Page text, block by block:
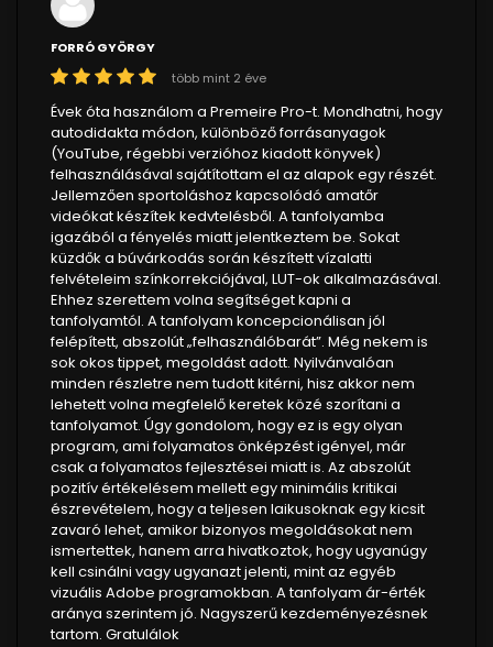
FORRÓ GYÖRGY
több mint 2 éve
Évek óta használom a Premeire Pro-t. Mondhatni, hogy
autodidakta módon, különböző forrásanyagok
(YouTube, régebbi verzióhoz kiadott könyvek)
felhasználásával sajátítottam el az alapok egy részét.
Jellemzően sportoláshoz kapcsolódó amatőr
videókat készítek kedvtelésből. A tanfolyamba
igazából a fényelés miatt jelentkeztem be. Sokat
küzdők a búvárkodás során készített vízalatti
felvételeim színkorrekciójával, LUT-ok alkalmazásával.
Ehhez szerettem volna segítséget kapni a
tanfolyamtól. A tanfolyam koncepcionálisan jól
felépített, abszolút „felhasználóbarát”. Még nekem is
sok okos tippet, megoldást adott. Nyilvánvalóan
minden részletre nem tudott kitérni, hisz akkor nem
lehetett volna megfelelő keretek közé szorítani a
tanfolyamot. Úgy gondolom, hogy ez is egy olyan
program, ami folyamatos önképzést igényel, már
csak a folyamatos fejlesztései miatt is. Az abszolút
pozitív értékelésem mellett egy minimális kritikai
észrevételem, hogy a teljesen laikusoknak egy kicsit
zavaró lehet, amikor bizonyos megoldásokat nem
ismertettek, hanem arra hivatkoztok, hogy ugyanúgy
kell csinálni vagy ugyanazt jelenti, mint az egyéb
vizuális Adobe programokban. A tanfolyam ár-érték
aránya szerintem jó. Nagyszerű kezdeményezésnek
tartom. Gratulálok